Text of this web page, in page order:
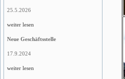
25.5.2026
weiter lesen
Neue Geschäftsstelle
17.9.2024
weiter lesen